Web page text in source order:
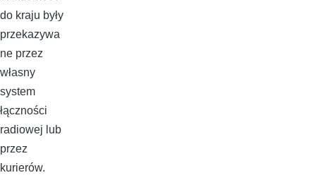
do kraju były
przekazywa
ne przez
własny
system
łączności
radiowej lub
przez
kurierów.